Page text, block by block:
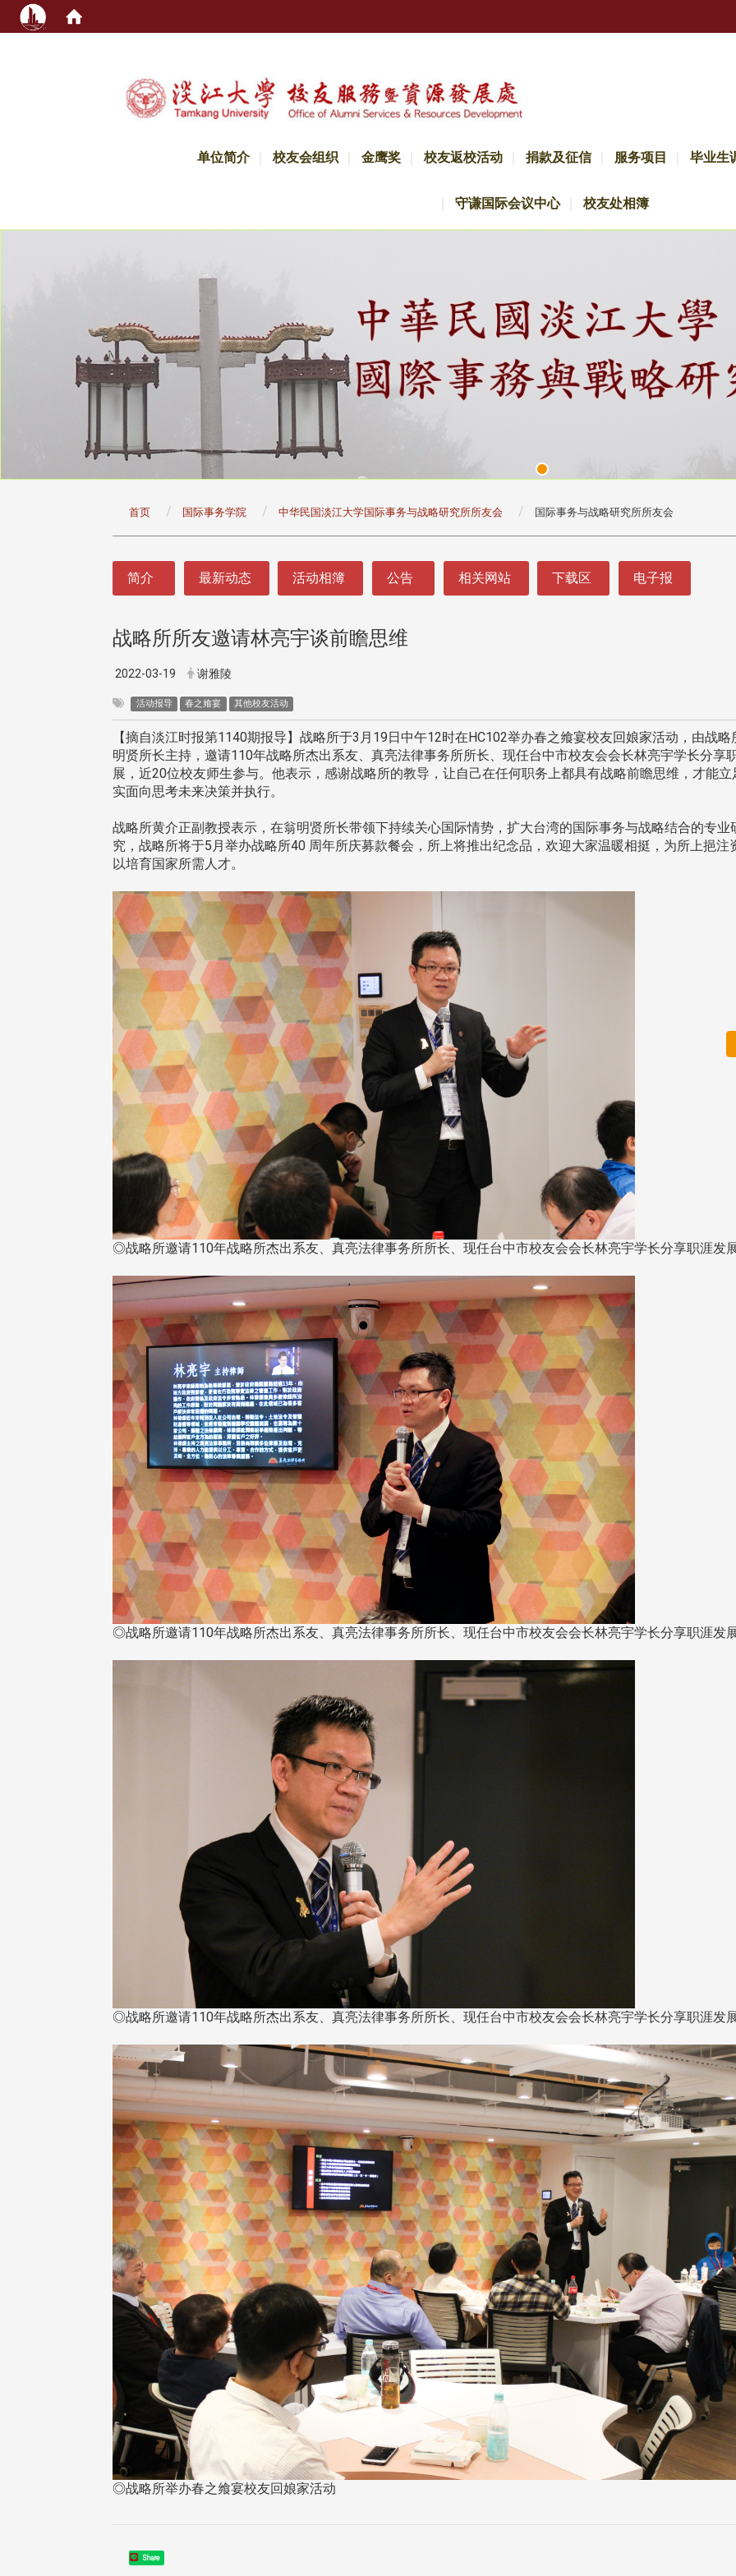
单位简介 校友会组织 金鹰奖 校友返校活动 捐款及征信 服务项目 毕业生
守谦国际会议中心 校友处相簿
首页 国际事务学院 中华民国淡江大学国际事务与战略研究所所友会 国际事务与战略研究所所友会
简介 最新动态 活动相簿 公告 相关网站 下载区 电子报
战略所所友邀请林亮宇谈前瞻思维
2022-03-19 谢雅陵
活动报导 春之飨宴 其他校友活动
【摘自淡江时报第1140期报导】战略所于3月19日中午12时在HC102举办春之飨宴校友回娘家活动，由战略
明贤所长主持，邀请110年战略所杰出系友、真亮法律事务所所长、现任台中市校友会会长林亮宇学长分享
展，近20位校友师生参与。他表示，感谢战略所的教导，让自己在任何职务上都具有战略前瞻思维，才能立
实面向思考未来决策并执行。
战略所黄介正副教授表示，在翁明贤所长带领下持续关心国际情势，扩大台湾的国际事务与战略结合的专业
究，战略所将于5月举办战略所40 周年所庆募款餐会，所上将推出纪念品，欢迎大家温暖相挺，为所上挹注
以培育国家所需人才。
◎战略所邀请110年战略所杰出系友、真亮法律事务所所长、现任台中市校友会会长林亮宇学长分享职涯发
◎战略所邀请110年战略所杰出系友、真亮法律事务所所长、现任台中市校友会会长林亮宇学长分享职涯发
◎战略所邀请110年战略所杰出系友、真亮法律事务所所长、现任台中市校友会会长林亮宇学长分享职涯发
​​​​​​​◎战略所举办春之飨宴校友回娘家活动
Share